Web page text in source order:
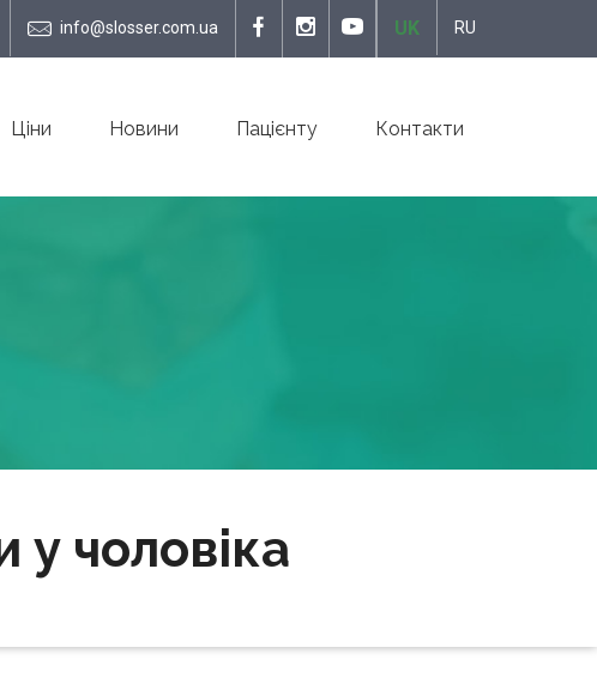
info@slosser.com.ua UK RU
Ціни Новини Пацієнту Контакти
у чоловіка